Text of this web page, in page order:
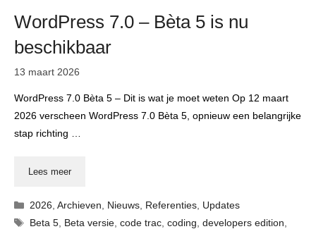
WordPress 7.0 – Bèta 5 is nu
beschikbaar
13 maart 2026
WordPress 7.0 Bèta 5 – Dit is wat je moet weten Op 12 maart
2026 verscheen WordPress 7.0 Bèta 5, opnieuw een belangrijke
stap richting …
Lees meer
Categorieën
2026 ,Archieven Nieuws Referenties Updates
Tags
Beta 5 Beta versie ,code trac ,coding ,developers edition